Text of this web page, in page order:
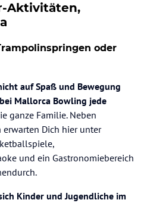
Aktivitäten,
oder
auf Spaß und Bewegung
Mallorca Bowling jede
ganze Familie. Neben
Dich hier unter
und ein Gastronomiebereich
Kinder und Jugendliche im